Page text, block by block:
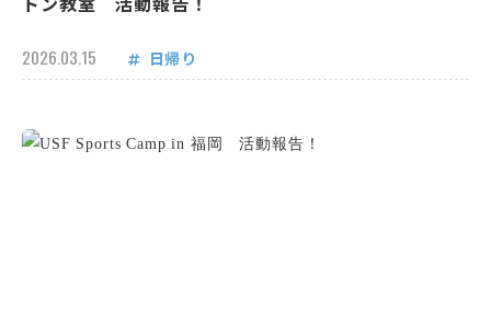
2026.03.15 日帰り